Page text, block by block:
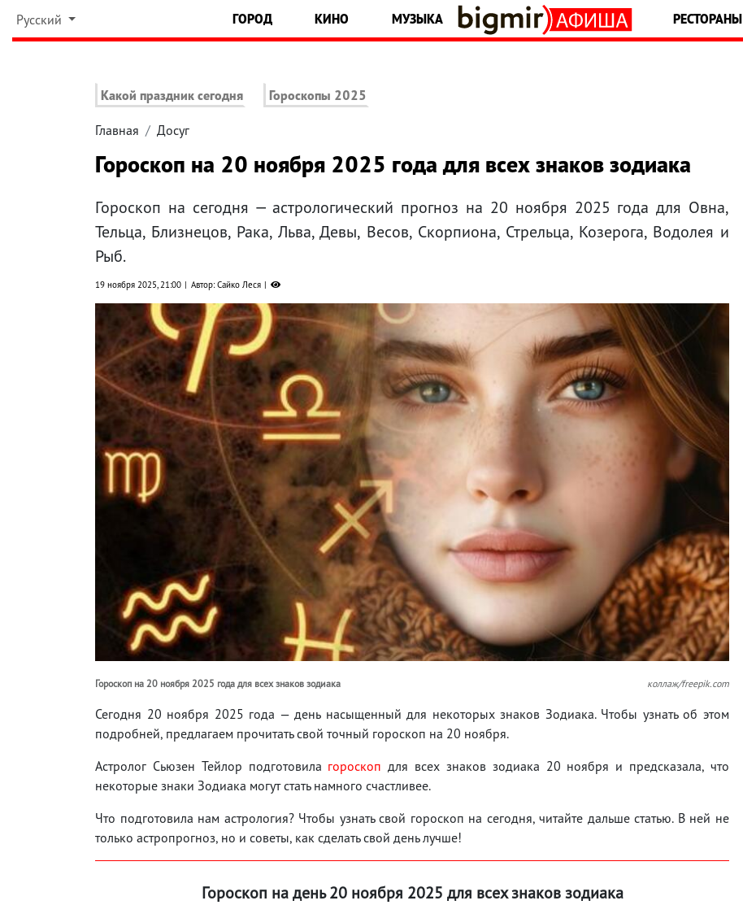
Русский ГОРОД КИНО МУЗЫКА РЕСТОРАНЫ
Какой праздник сегодня Гороскопы 2025
Главная Досуг
Гороскоп на 20 ноября 2025 года для всех знаков зодиака
Гороскоп на сегодня — астрологический прогноз на 20 ноября 2025 года для Овна,
Тельца, Близнецов, Рака, Льва, Девы, Весов, Скорпиона, Стрельца, Козерога, Водолея и
Рыб.
19 ноября 2025, 21:00 Автор: Сайко Леся
Гороскоп на 20 ноября 2025 года для всех знаков зодиака коллаж/freepik.com
Сегодня 20 ноября 2025 года — день насыщенный для некоторых знаков Зодиака. Чтобы узнать об этом
подробней, предлагаем прочитать свой точный гороскоп на 20 ноября.
Астролог Сьюзен Тейлор подготовила гороскоп для всех знаков зодиака 20 ноября и предсказала, что
некоторые знаки Зодиака могут стать намного счастливее.
Что подготовила нам астрология? Чтобы узнать свой гороскоп на сегодня, читайте дальше статью. В ней не
только астропрогноз, но и советы, как сделать свой день лучше!
Гороскоп на день 20 ноября 2025 для всех знаков зодиака